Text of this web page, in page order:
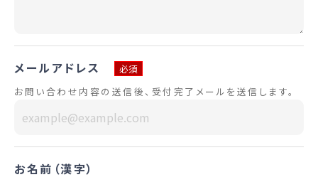
メールアドレス
必須
お問い合わせ内容の送信後、受付完了メールを送信します。
お名前（漢字）